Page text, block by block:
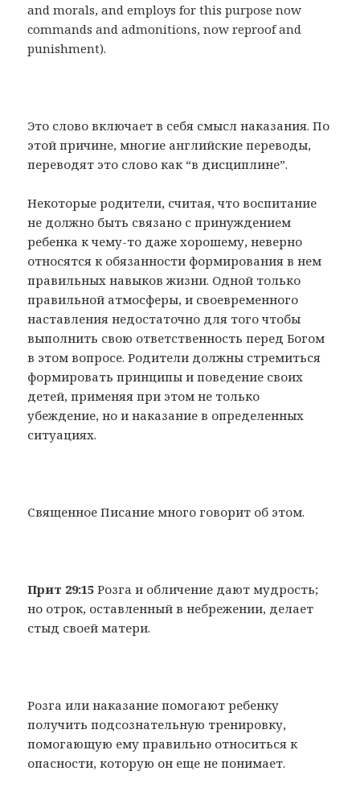
and morals, and employs for this purpose now
commands and admonitions, now reproof and
punishment).
Это слово включает в себя смысл наказания. По
этой причине, многие английские переводы,
переводят это слово как “в дисциплине”.
Некоторые родители, считая, что воспитание
не должно быть связано с принуждением
ребенка к чему-то даже хорошему, неверно
относятся к обязанности формирования в нем
правильных навыков жизни. Одной только
правильной атмосферы, и своевременного
наставления недостаточно для того чтобы
выполнить свою ответственность перед Богом
в этом вопросе. Родители должны стремиться
формировать принципы и поведение своих
детей, применяя при этом не только
убеждение, но и наказание в определенных
ситуациях.
Священное Писание много говорит об этом.
Прит 29:15 Розга и обличение дают мудрость;
но отрок, оставленный в небрежении, делает
стыд своей матери.
Розга или наказание помогают ребенку
получить подсознательную тренировку,
помогающую ему правильно относиться к
опасности, которую он еще не понимает.